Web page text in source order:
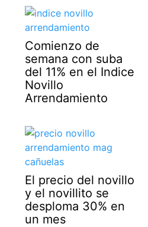
Comienzo de
semana con suba
del 11% en el Indice
Novillo
Arrendamiento
El precio del novillo
y el novillito se
desploma 30% en
un mes